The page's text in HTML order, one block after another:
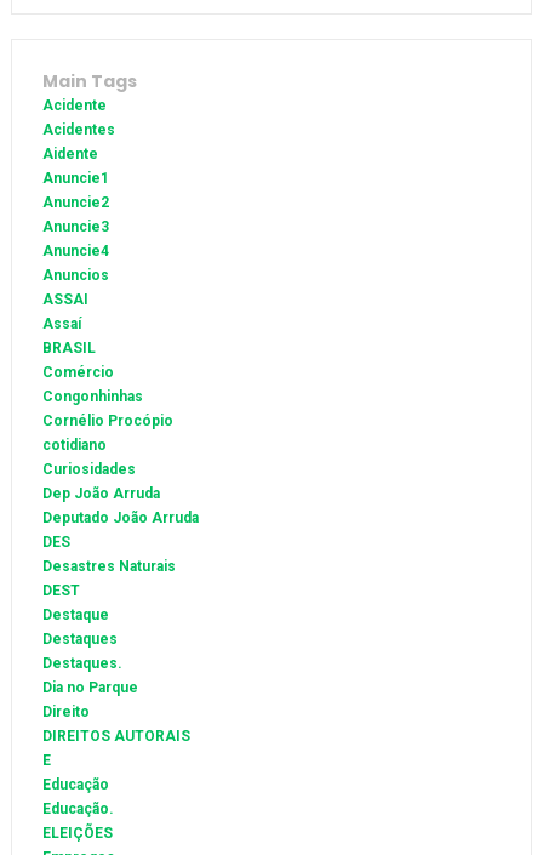
Main Tags
Acidente
Acidentes
Aidente
Anuncie1
Anuncie2
Anuncie3
Anuncie4
Anuncios
ASSAI
Assaí
BRASIL
Comércio
Congonhinhas
Cornélio Procópio
cotidiano
Curiosidades
Dep João Arruda
Deputado João Arruda
DES
Desastres Naturais
DEST
Destaque
Destaques
Destaques.
Dia no Parque
Direito
DIREITOS AUTORAIS
E
Educação
Educação.
ELEIÇÕES